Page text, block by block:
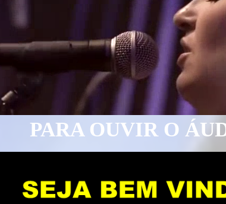
O ÁUDIO DA TV